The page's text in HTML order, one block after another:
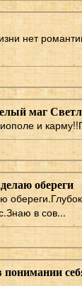
нет
маг
и
обереги
в сов...